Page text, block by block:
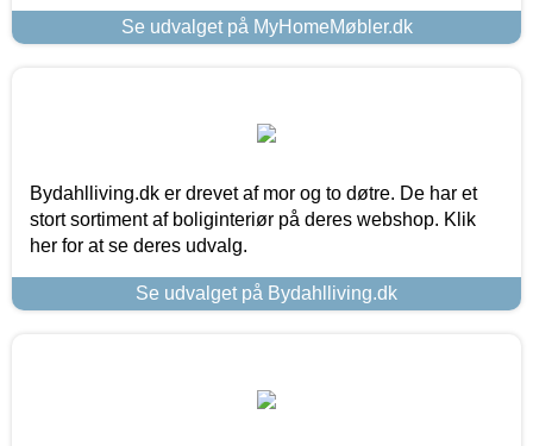
Se udvalget på MyHomeMøbler.dk
Bydahlliving.dk er drevet af mor og to døtre. De har et
stort sortiment af boliginteriør på deres webshop. Klik
her for at se deres udvalg.
Se udvalget på Bydahlliving.dk